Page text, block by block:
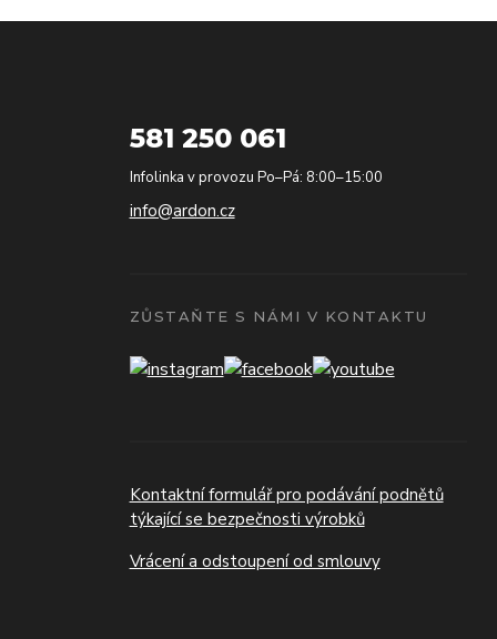
581 250 061
Infolinka v provozu Po–Pá: 8:00–15:00
info@ardon.cz
ZŮSTAŇTE S NÁMI V KONTAKTU
Kontaktní formulář pro podávání podnětů
týkající se bezpečnosti výrobků
Vrácení a odstoupení od smlouvy